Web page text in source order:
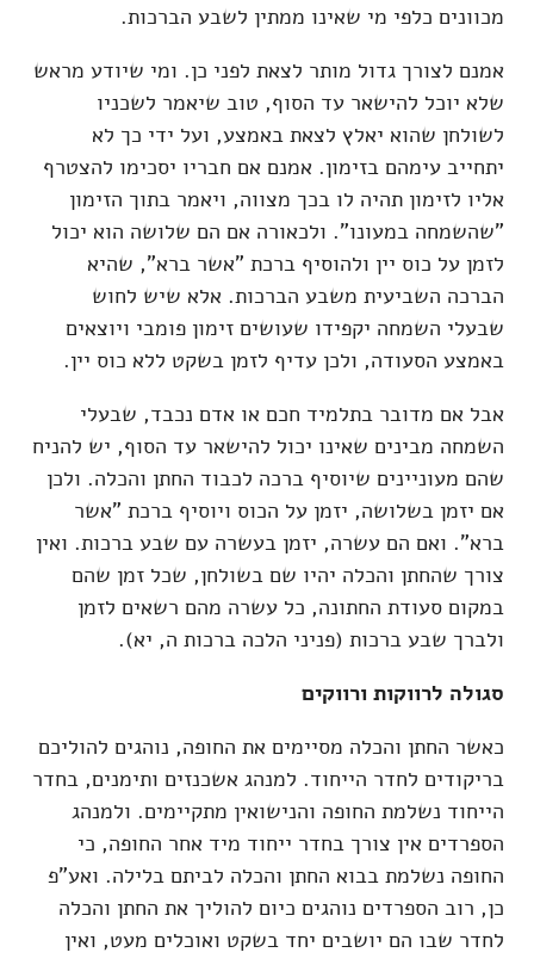
מכוונים כלפי מי שאינו ממתין לשבע הברכות.
אמנם לצורך גדול מותר לצאת לפני כן. ומי שיודע מראש
שלא יוכל להישאר עד הסוף, טוב שיאמר לשכניו
לשולחן שהוא יאלץ לצאת באמצע, ועל ידי כך לא
יתחייב עימהם בזימון. אמנם אם חבריו יסכימו להצטרף
אליו לזימון תהיה לו בכך מצווה, ויאמר בתוך הזימון
"שהשמחה במעונו". ולכאורה אם הם שלושה הוא יכול
לזמן על כוס יין ולהוסיף ברכת "אשר ברא", שהיא
הברכה השביעית משבע הברכות. אלא שיש לחוש
שבעלי השמחה יקפידו שעושים זימון פומבי ויוצאים
באמצע הסעודה, ולכן עדיף לזמן בשקט ללא כוס יין.
אבל אם מדובר בתלמיד חכם או אדם נכבד, שבעלי
השמחה מבינים שאינו יכול להישאר עד הסוף, יש להניח
שהם מעוניינים שיוסיף ברכה לכבוד החתן והכלה. ולכן
אם יזמן בשלושה, יזמן על הכוס ויוסיף ברכת "אשר
ברא". ואם הם עשרה, יזמן בעשרה עם שבע ברכות. ואין
צורך שהחתן והכלה יהיו שם בשולחן, שכל זמן שהם
במקום סעודת החתונה, כל עשרה מהם רשאים לזמן
ולברך שבע ברכות (פניני הלכה ברכות ה, יא).
סגולה לרווקות ורווקים
כאשר החתן והכלה מסיימים את החופה, נוהגים להוליכם
בריקודים לחדר הייחוד. למנהג אשכנזים ותימנים, בחדר
הייחוד נשלמת החופה והנישואין מתקיימים. ולמנהג
הספרדים אין צורך בחדר ייחוד מיד אחר החופה, כי
החופה נשלמת בבוא החתן והכלה לביתם בלילה. ואע"פ
כן, רוב הספרדים נוהגים כיום להוליך את החתן והכלה
לחדר שבו הם יושבים יחד בשקט ואוכלים מעט, ואין